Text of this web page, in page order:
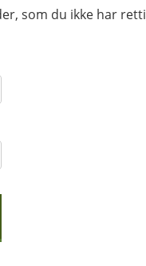
som du ikke har